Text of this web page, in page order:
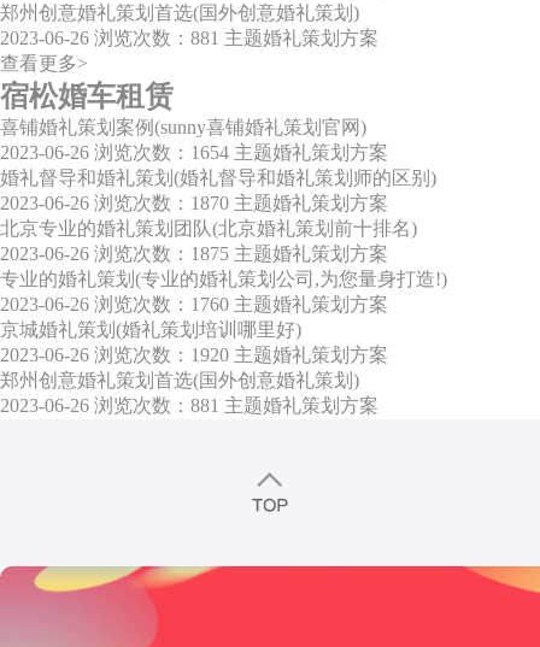
郑州创意婚礼策划首选(国外创意婚礼策划)
2023-06-26 浏览次数：881 主题婚礼策划方案
查看更多>
宿松婚车租赁
喜铺婚礼策划案例(sunny喜铺婚礼策划官网)
2023-06-26 浏览次数：1654 主题婚礼策划方案
婚礼督导和婚礼策划(婚礼督导和婚礼策划师的区别)
2023-06-26 浏览次数：1870 主题婚礼策划方案
北京专业的婚礼策划团队(北京婚礼策划前十排名)
2023-06-26 浏览次数：1875 主题婚礼策划方案
专业的婚礼策划(专业的婚礼策划公司,为您量身打造!)
2023-06-26 浏览次数：1760 主题婚礼策划方案
京城婚礼策划(婚礼策划培训哪里好)
2023-06-26 浏览次数：1920 主题婚礼策划方案
郑州创意婚礼策划首选(国外创意婚礼策划)
2023-06-26 浏览次数：881 主题婚礼策划方案